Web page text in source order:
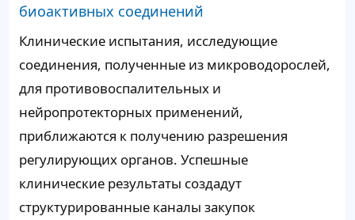
биоактивных соединений
Клинические испытания, исследующие
соединения, полученные из микроводорослей,
для противовоспалительных и
нейропротекторных применений,
приближаются к получению разрешения
регулирующих органов. Успешные
клинические результаты создадут
структурированные каналы закупок